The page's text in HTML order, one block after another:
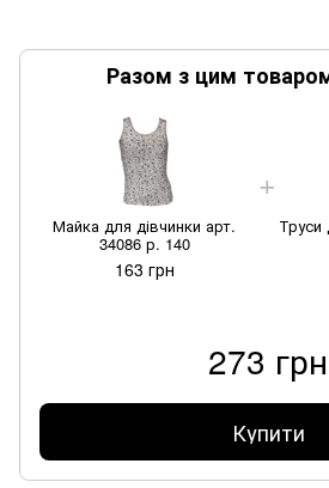
Разом з цим
Майка для дівчинки арт.
34086 р. 140
163 грн
Труси
273 грн
Купити